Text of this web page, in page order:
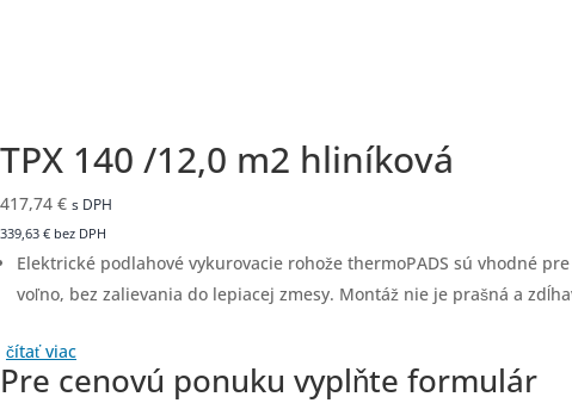
TPX 140 /12,0 m2 hliníková
417,74 € s DPH
339,63 € bez DPH
Elektrické podlahové vykurovacie rohože thermoPADS sú vhodné
voľno, bez zalievania do lepiacej zmesy. Montáž nie je prašná a
čítať viac
Pre cenovú ponuku vyplňte formulár